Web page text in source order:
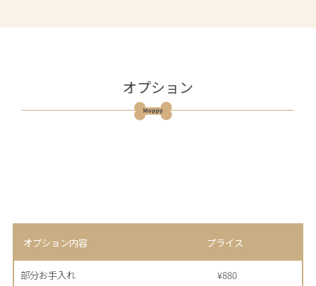
オプション
オプション内容 プライス
部分お手入れ ¥880